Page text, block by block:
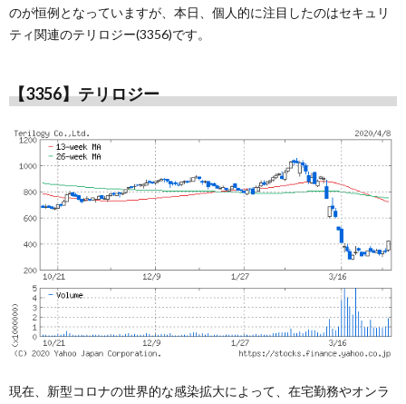
のが恒例となっていますが、本日、個人的に注目したのはセキュリ
ティ関連のテリロジー(3356)です。
【3356】テリロジー
現在、新型コロナの世界的な感染拡大によって、在宅勤務やオンラ